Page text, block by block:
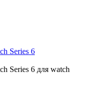
Series 6
Series 6 для watch